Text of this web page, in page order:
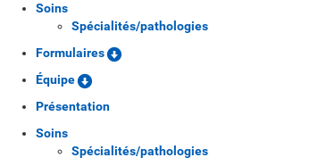
Soins
Spécialités/pathologies
Formulaires
Équipe
Présentation
Soins
Spécialités/pathologies